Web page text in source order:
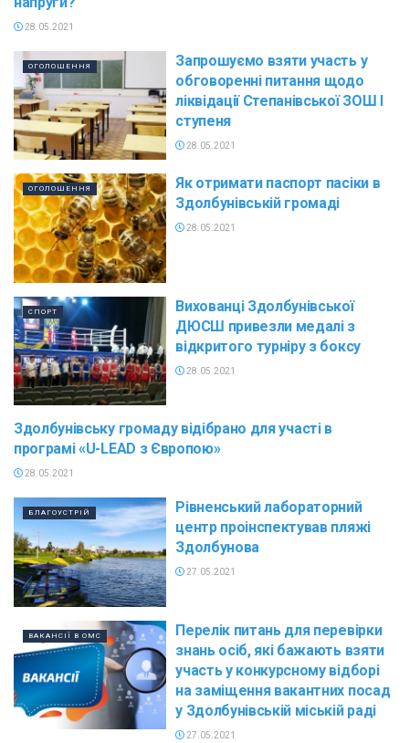
28.05.2021
ОГОЛОШЕННЯ
Запрошуємо взяти участь у
обговоренні питання щодо
ліквідації Степанівської ЗОШ І
ступеня
28.05.2021
ОГОЛОШЕННЯ
Як отримати паспорт пасіки в
Здолбунівській громаді
28.05.2021
СПОРТ
Вихованці Здолбунівської
ДЮСШ привезли медалі з
відкритого турніру з боксу
28.05.2021
ЗЕМЕЛЬНІ ПИТАННЯ
Здолбунівську громаду відібрано для участі в
програмі «U-LEAD з Європою»
28.05.2021
БЛАГОУСТРІЙ
Рівненський лабораторний
центр проінспектував пляжі
Здолбунова
27.05.2021
ВАКАНСІЇ В ОМС
Перелік питань для перевірки
знань осіб, які бажають взяти
участь у конкурсному відборі
на заміщення вакантних посад
у Здолбунівській міській раді
27.05.2021